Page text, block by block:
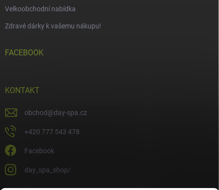
Velkoobchodní nabídka
Zdravé dárky k vašemu nákupu!
FACEBOOK
KONTAKT
obchod@day-spa.cz
+420 777 543 478
Facebook
day_spa_shop/